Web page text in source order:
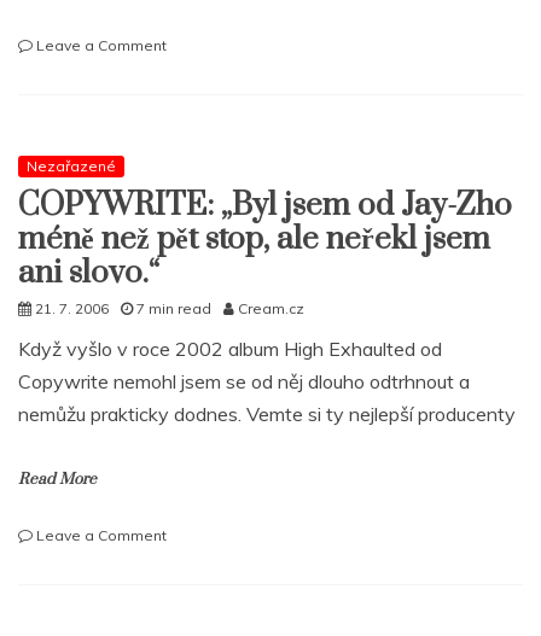
Leave a Commenton
věcí
Nezařazené
COPYWRITE: „Byl jsem od Jay-Zho
méně než pět stop, ale neřekl jsem
ani slovo.“
21. 7. 2006 7 min read Cream.cz
Když vyšlo v roce 2002 album High Exhaulted od
Copywrite nemohl jsem se od něj dlouho odtrhnout a
nemůžu prakticky dodnes. Vemte si ty nejlepší producenty
Read More
Leave a Commenton